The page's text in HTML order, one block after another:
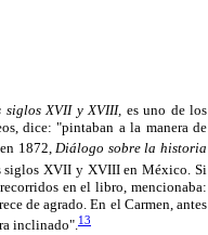
siglos XVII y XVIII, es uno de los
dice: "pintaban a la manera de
1872,Diálogo sobre la historia
siglos XVII y XVIII en México. Si
en el libro, mencionaba:
de agrado. En el Carmen, antes
inclinado".13